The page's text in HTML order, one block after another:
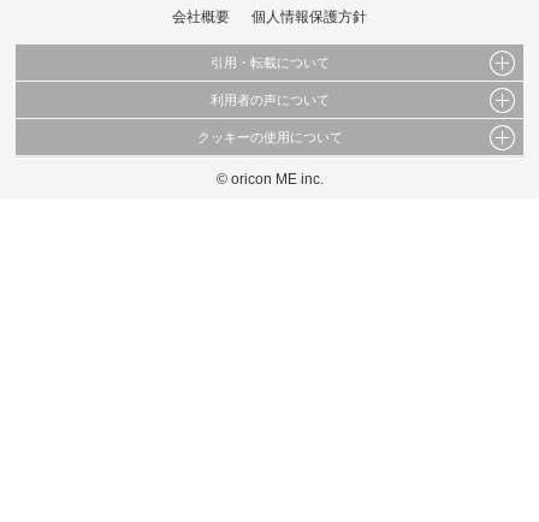
会社概要 個人情報保護方針
引用・転載について
当サイトで公開されている情報（文字、写真、イラスト、画像データ等）及びこれらの配
これらの情報を権利者の許可なく無断転載・複製などの二次利用を行うことは固く禁じて
利用者の声について
当サイトに掲載している内容はすべてサービスの利用者が提出された見解・感想です。
弊社の見解・ 意見ではないことをご理解いただいた上でご覧ください。
クッキーの使用について
このサイトでは Cookie を使用して、ユーザーに合わせたコンテンツや広告の表示、ソー
© oricon ME inc.